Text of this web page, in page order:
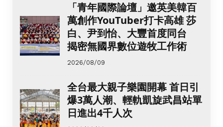
「青年國際論壇」邀英美韓百
萬創作YouTuber打卡高雄 莎
白、尹到怡、大豐首度同台
揭密無國界數位遊牧工作術
2026/08/09
全台最大親子樂園開幕 首日引
爆3萬人潮、輕軌凱旋武昌站單
日進出4千人次